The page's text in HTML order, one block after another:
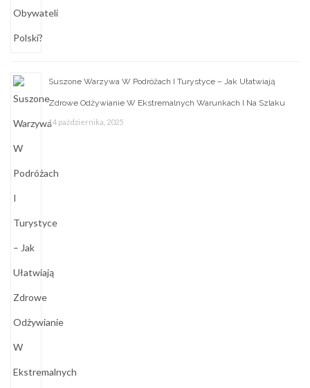
Suszone Warzywa W Podróżach I Turystyce – Jak Ułatwiają
Zdrowe Odżywianie W Ekstremalnych Warunkach I Na Szlaku
14 października, 2025